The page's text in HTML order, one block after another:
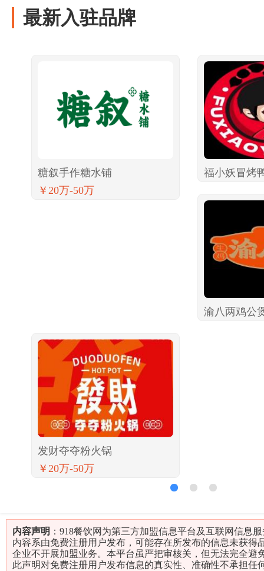
最新入驻品牌
糖叙手作糖水铺
￥20万-50万
福小妖冒烤
渝八两鸡公
发财夺夺粉火锅
￥20万-50万
内容声明 ：918餐饮网为第三方加盟信息平台及互联网信息
内容系由免费注册用户发布，可能存在所发布的信息未获得
企业不开展加盟业务。本平台虽严把审核关，但无法完全避
此声明对免费注册用户发布信息的真实性、准确性不承担任